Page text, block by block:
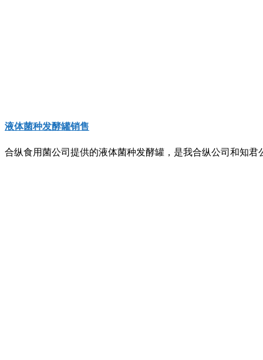
液体菌种发酵罐销售
合纵食用菌公司提供的液体菌种发酵罐，是我合纵公司和知